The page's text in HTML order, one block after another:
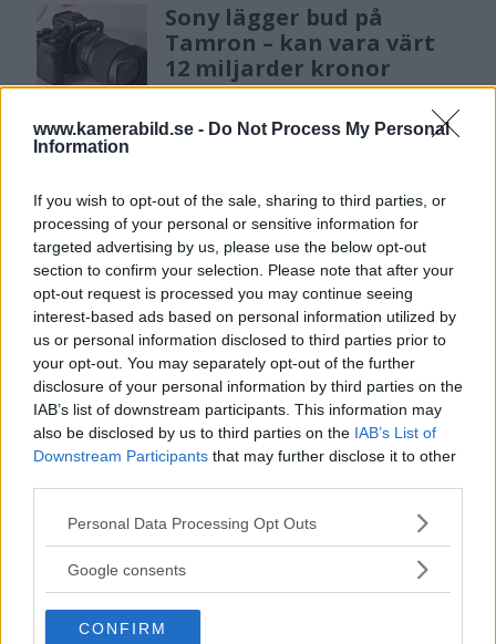
www.kamerabild.se - Do Not Process My Personal
Information
If you wish to opt-out of the sale, sharing to third parties, or
processing of your personal or sensitive information for
targeted advertising by us, please use the below opt-out
section to confirm your selection. Please note that after your
opt-out request is processed you may continue seeing
interest-based ads based on personal information utilized by
us or personal information disclosed to third parties prior to
your opt-out. You may separately opt-out of the further
disclosure of your personal information by third parties on the
IAB’s list of downstream participants. This information may
also be disclosed by us to third parties on the IAB’s List of
Downstream Participants that may further disclose it to other
Please note that this website/app uses one or more Google
not limited to your visit or usage behaviour. You may click to
use your data for below specified purposes in below Google
consent section.
Personal Data Processing Opt Outs
Google consents
CONFIRM
Sony lägger bud på
Tamron – kan vara värt
12 miljarder kronor
Lund & Stockholm
Sony FE 100-400mm F5,6-8
OSS – lätt telezoom för
fågel, sport & natur
OM System lanserar
gratislån av kameror &
objektiv i Sverige
Sony RX10 V – ny
superzoom med 24–
600mm & AI-autofokus